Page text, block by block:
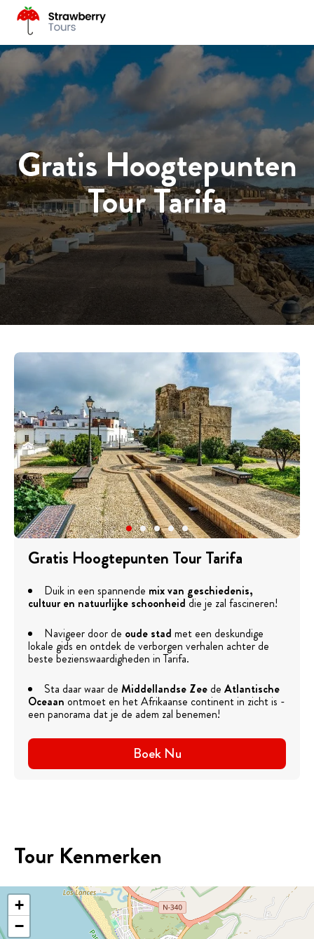
Gratis Hoogtepunten
Tour Tarifa
Gratis Hoogtepunten Tour Tarifa
Duik in een spannende mix van geschiedenis,
cultuur en natuurlijke schoonheiddie je zal fascineren!
Navigeer door de oude stad met een deskundige
lokale gids en ontdek de verborgen verhalen achter de
beste bezienswaardigheden in Tarifa.
Sta daar waar de Middellandse Zeede Atlantische
Oceaan ontmoet en het Afrikaanse continent in zicht is -
een panorama dat je de adem zal benemen!
Boek Nu
Tour Kenmerken
+
−